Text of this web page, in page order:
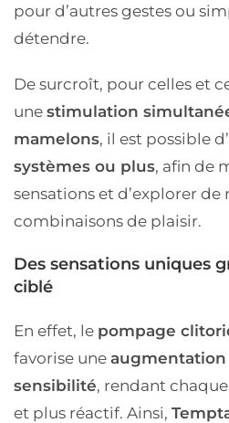
pour d’autres gestes ou
détendre.
De surcroît, pour celles et
une stimulation
mamelons, il est possible
systèmes ou plus, afin de
sensations et d’explorer de
combinaisons de plaisir.
Des sensations uniques
ciblé
En effet, le pompage
favorise une augmentation
sensibilité, rendant
et plus réactif. Ainsi,